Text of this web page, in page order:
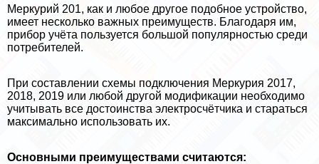
Меркурий 201, как и любое другое подобное устройство,
имеет несколько важных преимуществ. Благодаря им,
прибор учёта пользуется большой популярностью среди
потребителей.
При составлении схемы подключения Меркурия 2017,
2018, 2019 или любой другой модификации необходимо
учитывать все достоинства электросчётчика и стараться
максимально использовать их.
Основными преимуществами считаются: